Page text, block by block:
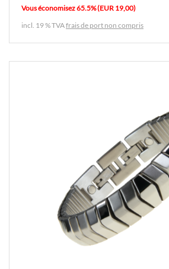
Vous économisez 65.5% (EUR 19,00)
incl. 19 % TVAfrais de port non compris